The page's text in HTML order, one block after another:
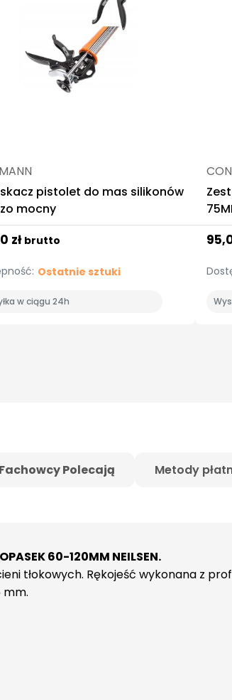
pistolet do mas silikonów
mocny
zł brutto
Ostatnie sztuki
w ciągu 24h
Fachowcy Polecają Metody
60-120MM NEILSEN.
tłokowych. Rękojeść wykonana z
mm.